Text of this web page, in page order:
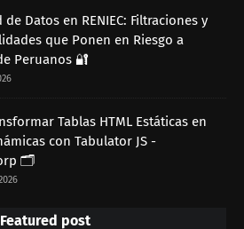
Datos en RENIEC: Filtraciones y
que Ponen en Riesgo a
Peruanos 🔐
Tablas HTML Estáticas en
con Tabulator JS -
🗂️
Featured post